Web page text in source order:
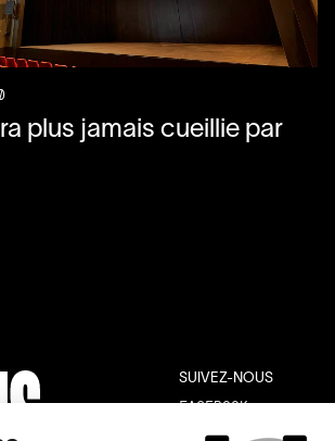
plus jamais cueillie par
SUIVEZ-NOUS
FACEBOOK